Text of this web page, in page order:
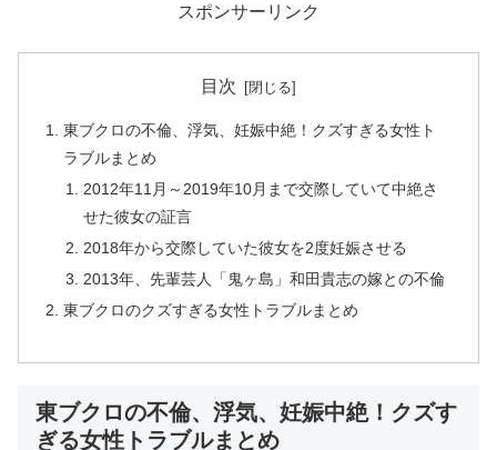
スポンサーリンク
目次
東ブクロの不倫、浮気、妊娠中絶！クズすぎる女性ト
ラブルまとめ
2012年11月～2019年10月まで交際していて中絶さ
せた彼女の証言
2018年から交際していた彼女を2度妊娠させる
2013年、先輩芸人「鬼ヶ島」和田貴志の嫁との不倫
東ブクロのクズすぎる女性トラブルまとめ
東ブクロの不倫、浮気、妊娠中絶！クズす
ぎる女性トラブルまとめ